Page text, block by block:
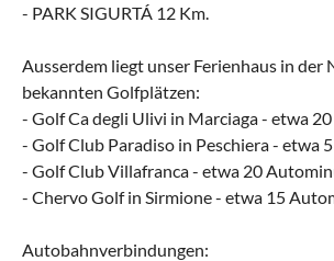
- PARK SIGURTÁ 12 Km.
Ausserdem liegt unser Ferienhaus in der
bekannten Golfplätzen:
- Golf Ca degli Ulivi in Marciaga - etwa
- Golf Club Paradiso in Peschiera - etwa
- Golf Club Villafranca - etwa 20
- Chervo Golf in Sirmione - etwa 15
Autobahnverbindungen: